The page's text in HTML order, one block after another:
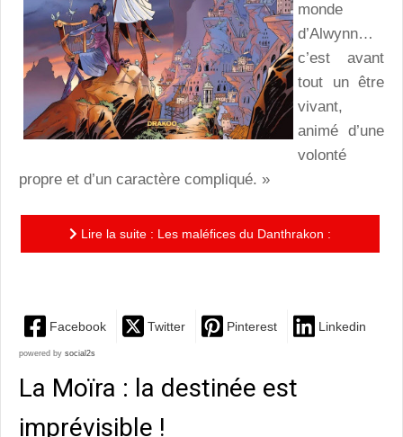
monde
d’Alwynn…
c’est avant
tout un être
vivant,
animé d’une
volonté
propre et d’un caractère compliqué. »
Lire la suite : Les maléfices du Danthrakon :
Facebook Twitter Pinterest Linkedin
powered by social2s
La Moïra : la destinée est
imprévisible !